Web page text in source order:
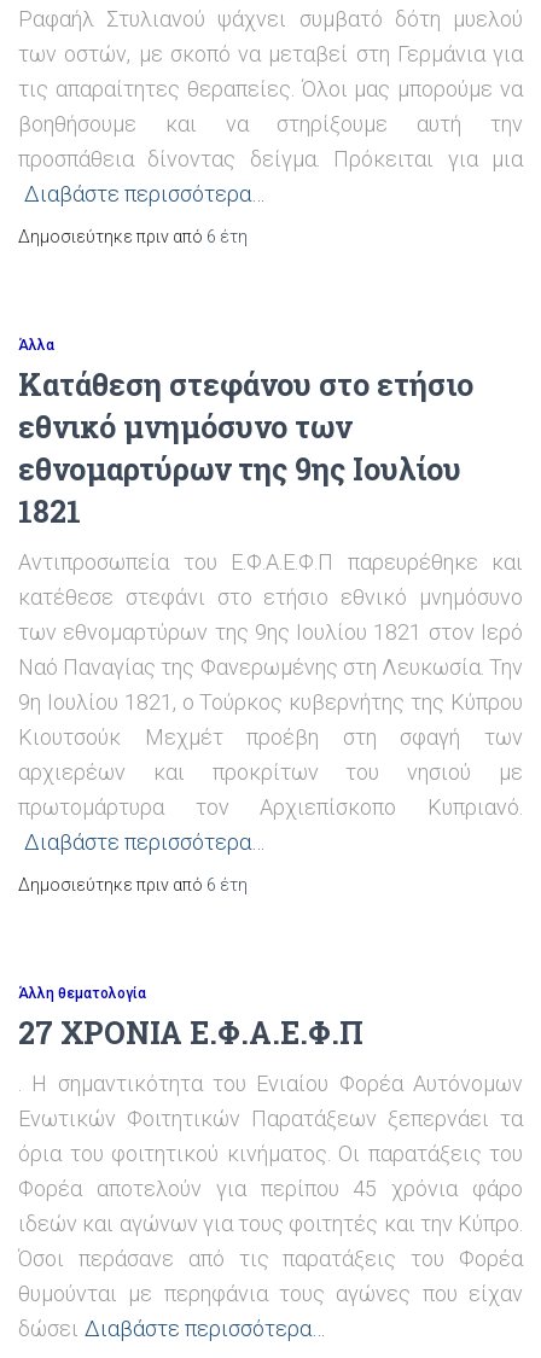
Ραφαήλ Στυλιανού ψάχνει συμβατό δότη μυελού
των οστών, με σκοπό να μεταβεί στη Γερμάνια για
τις απαραίτητες θεραπείες. Όλοι μας μπορούμε να
βοηθήσουμε και να στηρίξουμε αυτή την
προσπάθεια δίνοντας δείγμα. Πρόκειται για μια
Διαβάστε περισσότερα…
Δημοσιεύτηκε πριν από 6 έτη
Άλλα
Κατάθεση στεφάνου στο ετήσιο
εθνικό μνημόσυνο των
εθνομαρτύρων της 9ης Ιουλίου
1821
Αντιπροσωπεία του Ε.Φ.Α.Ε.Φ.Π παρευρέθηκε και
κατέθεσε στεφάνι στο ετήσιο εθνικό μνημόσυνο
των εθνομαρτύρων της 9ης Ιουλίου 1821 στον Ιερό
Ναό Παναγίας της Φανερωμένης στη Λευκωσία. Την
9η Ιουλίου 1821, ο Τούρκος κυβερνήτης της Κύπρου
Κιουτσούκ Μεχμέτ προέβη στη σφαγή των
αρχιερέων και προκρίτων του νησιού με
πρωτομάρτυρα τον Αρχιεπίσκοπο Κυπριανό.
Διαβάστε περισσότερα…
Δημοσιεύτηκε πριν από 6 έτη
Άλλη θεματολογία
27 ΧΡΟΝΙΑ Ε.Φ.Α.Ε.Φ.Π
. Η σημαντικότητα του Ενιαίου Φορέα Αυτόνομων
Ενωτικών Φοιτητικών Παρατάξεων ξεπερνάει τα
όρια του φοιτητικού κινήματος. Οι παρατάξεις του
Φορέα αποτελούν για περίπου 45 χρόνια φάρο
ιδεών και αγώνων για τους φοιτητές και την Κύπρο.
Όσοι περάσανε από τις παρατάξεις του Φορέα
θυμούνται με περηφάνια τους αγώνες που είχαν
δώσει Διαβάστε περισσότερα…